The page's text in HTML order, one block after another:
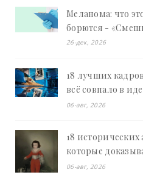
Меланома: что
борются -
26-дек, 2026
18 лучших
всё совпало в
«Смешное»
06-авг, 2026
18
которые
все времена -
06-авг, 2026